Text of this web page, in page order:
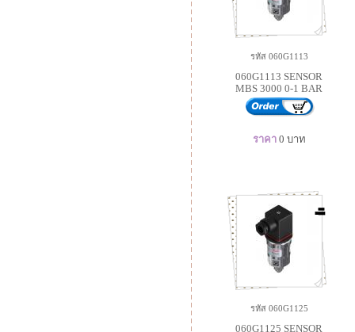
รหัส 060G1113
060G1113 SENSOR
MBS 3000 0-1 BAR
ราคา 0 บาท
รหัส 060G1125
060G1125 SENSOR